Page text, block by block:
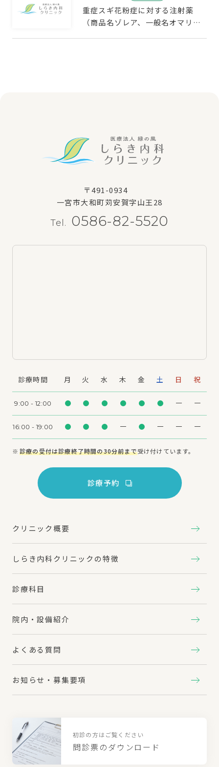
重症スギ花粉症に対する注射薬
（商品名ゾレア、一般名オマリズ
〒491-0934
一宮市大和町苅安賀字山王28
Tel. 0586-82-5520
診療時間 月 火 水 木 金 土 日 祝
9:00 - 12:00
16:00 - 19:00
診療の受付は診療終了時間の30分前まで受け付けています。
診療予約
クリニック概要
しらき内科クリニックの特徴
診療科目
院内・設備紹介
よくある質問
お知らせ・募集要項
初診の方はご覧ください
問診票のダウンロード